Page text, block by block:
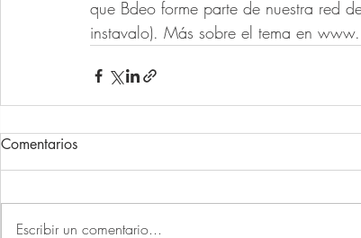
que Bdeo forme parte de nuestra red
instavalo). Más sobre el tema en
Comentarios
Escribir un comentario...